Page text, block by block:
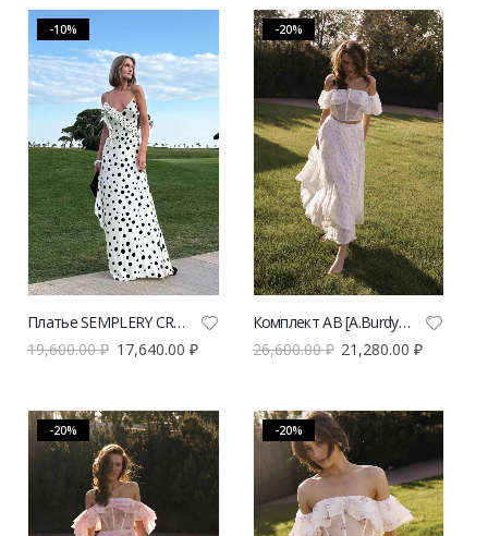
-10%
Платье SEMPLERY CRUELLA из вискозы в горох | VERESK studio
19,600.00₽ 17,640.00 ₽
-20%
Комплект AB [A.Burdyugova] с корсетным топом и юбкой миди | VERESK studio
26,600.00₽ 21,280.00₽
-20% -20%